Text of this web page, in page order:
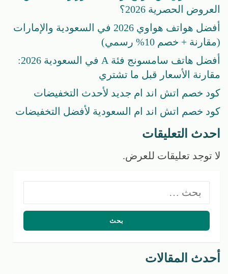
العروض الحصرية 2026؟
أفضل هواتف هواوي 2026 في السعودية والإمارات
(مقارنة + خصم 10% رسمي)
أفضل هاتف سامسونج فئة A في السعودية 2026:
مقارنة الأسعار قبل ما تشتري
كود خصم اتش اند ام جديد لأحدث التخفيضات
كود خصم اتش اند ام السعودية لأفضل التخفيضات
احدث التعليقات
لا توجد تعليقات للعرض.
أحدث المقالات